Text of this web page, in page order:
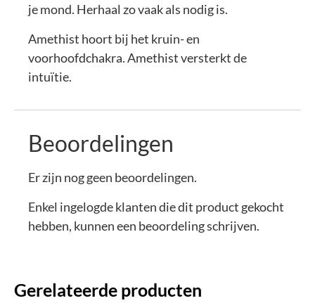
je mond. Herhaal zo vaak als nodig is.
Amethist hoort bij het kruin- en
voorhoofdchakra. Amethist versterkt de
intuïtie.
Beoordelingen
Er zijn nog geen beoordelingen.
Enkel ingelogde klanten die dit product gekocht
hebben, kunnen een beoordeling schrijven.
Gerelateerde producten